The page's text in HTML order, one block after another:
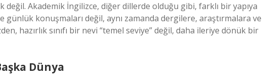
değil. Akademik İngilizce, diğer dillerde olduğu gibi, farklı bir yapıya
günlük konuşmaları değil, aynı zamanda dergilere, araştırmalara ve
hazırlık sınıfı bir nevi “temel seviye” değil, daha ileriye dönük bir
Dünya